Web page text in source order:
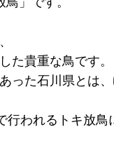
た貴重な鳥です。
った石川県とは、
われるトキ放鳥